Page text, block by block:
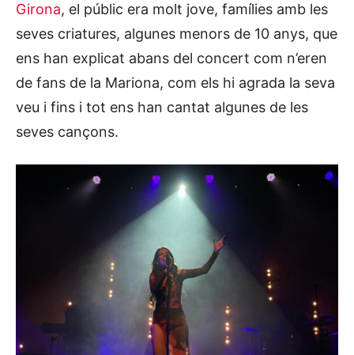
Girona, el públic era molt jove, famílies amb les
seves criatures, algunes menors de 10 anys, que
ens han explicat abans del concert com n’eren
de fans de la Mariona, com els hi agrada la seva
veu i fins i tot ens han cantat algunes de les
seves cançons.